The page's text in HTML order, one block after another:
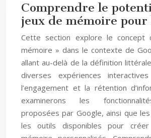
Comprendre le
jeux de mémoire pour
Cette section explore le
mémoire » dans le contexte de
allant au-delà de la définition
diverses expériences
l’engagement et la rétention
examinerons les
proposées par Google, ainsi que
les outils disponibles pour